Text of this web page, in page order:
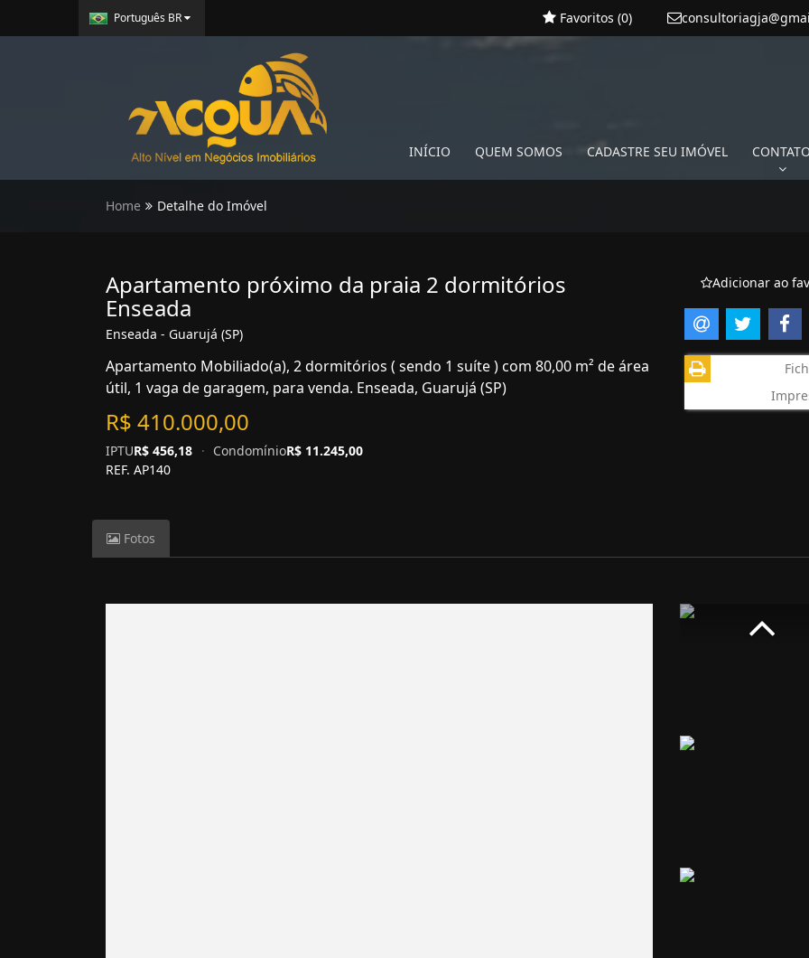
Português BR Favoritos (0)
INÍCIO QUEM SOMOS CADASTRE SEU IMÓVEL
Home Detalhe do Imóvel
Apartamento próximo da praia 2 dormitórios
Enseada
Enseada - Guarujá (SP)
Apartamento Mobiliado(a), 2 dormitórios ( sendo 1 suíte ) com 80,00 m² de área
útil, 1 vaga de garagem, para venda. Enseada, Guarujá (SP)
R$ 410.000,00
IPTUR$ 456,18 · CondomínioR$ 11.245,00
REF. AP140
Adicionar ao
Fotos